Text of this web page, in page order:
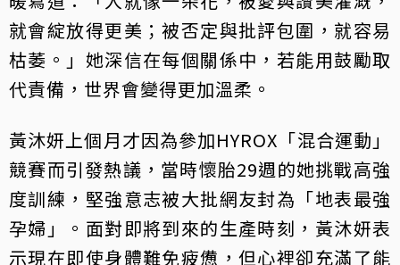
就會綻放得更美；被否定與批評包圍，就容易
枯萎。」她深信在每個關係中，若能用鼓勵取
代責備，世界會變得更加溫柔。
黃沐妍上個月才因為參加HYROX「混合運動」
競賽而引發熱議，當時懷胎29週的她挑戰高強
度訓練，堅強意志被大批網友封為「地表最強
孕婦」。面對即將到來的生產時刻，黃沐妍表
示現在即使身體難免疲憊，但心裡卻充滿了能